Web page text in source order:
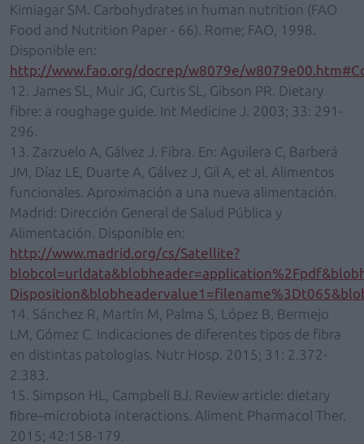
Kimiagar SM. Carbohydrates in human nutrition (FAO
Food and Nutrition Paper - 66). Rome; FAO, 1998.
Disponible en:
http://www.fao.org/docrep/w8079e/
12. James SL, Muir JG, Curtis SL, Gibson PR. Dietary
fibre: a roughage guide. Int Medicine J. 2003; 33: 291-
296.
13. Zarzuelo A, Gálvez J. Fibra. En: Aguilera C, Barberá
JM, Díaz LE, Duarte A, Gálvez J, Gil A, et al. Alimentos
funcionales. Aproximación a una nueva alimentación.
Madrid: Dirección General de Salud Pública y
Alimentación. Disponible en:
http://www.madrid.org/cs/Satellite?
14. Sánchez R, Martín M, Palma S, López B, Bermejo
LM, Gómez C. Indicaciones de diferentes tipos de fibra
en distintas patologías. Nutr Hosp. 2015; 31: 2.372-
2.383.
15. Simpson HL, Campbell BJ. Review article: dietary
ﬁbre–microbiota interactions. Aliment Pharmacol Ther.
2015; 42:158-179.